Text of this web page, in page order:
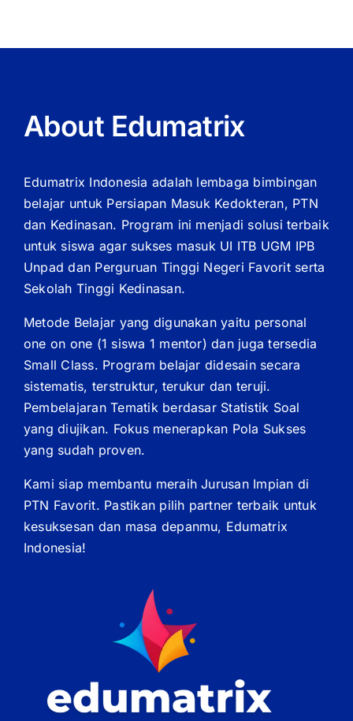
About Edumatrix
Edumatrix Indonesia adalah lembaga bimbingan
belajar untuk Persiapan Masuk Kedokteran, PTN
dan Kedinasan. Program ini menjadi solusi terbaik
untuk siswa agar sukses masuk UI ITB UGM IPB
Unpad dan Perguruan Tinggi Negeri Favorit serta
Sekolah Tinggi Kedinasan.
Metode Belajar yang digunakan yaitu personal
one on one (1 siswa 1 mentor) dan juga tersedia
Small Class. Program belajar didesain secara
sistematis, terstruktur, terukur dan teruji.
Pembelajaran Tematik berdasar Statistik Soal
yang diujikan. Fokus menerapkan Pola Sukses
yang sudah proven.
Kami siap membantu meraih Jurusan Impian di
PTN Favorit. Pastikan pilih partner terbaik untuk
kesuksesan dan masa depanmu, Edumatrix
Indonesia!